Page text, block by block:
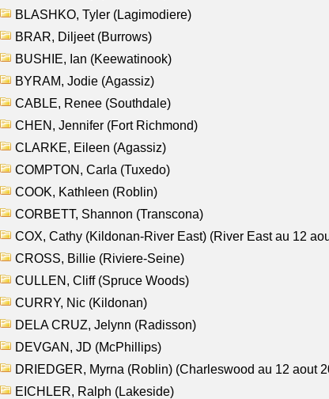
BLASHKO, Tyler (Lagimodiere)
BRAR, Diljeet (Burrows)
BUSHIE, Ian (Keewatinook)
BYRAM, Jodie (Agassiz)
CABLE, Renee (Southdale)
CHEN, Jennifer (Fort Richmond)
CLARKE, Eileen (Agassiz)
COMPTON, Carla (Tuxedo)
COOK, Kathleen (Roblin)
CORBETT, Shannon (Transcona)
COX, Cathy (Kildonan-River East) (River East au 12
CROSS, Billie (Riviere-Seine)
CULLEN, Cliff (Spruce Woods)
CURRY, Nic (Kildonan)
DELA CRUZ, Jelynn (Radisson)
DEVGAN, JD (McPhillips)
DRIEDGER, Myrna (Roblin) (Charleswood au 12 aout
EICHLER, Ralph (Lakeside)